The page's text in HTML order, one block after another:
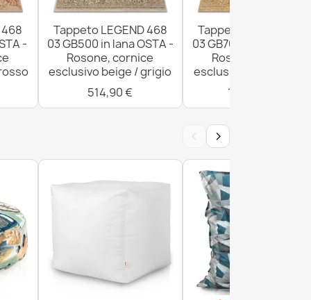
-
Tappeto LEGEND 468
03 GB500 in lana OSTA -
Rosone, cornice
esclusivo beige / grigio
514,90 €
Tappeto LEGEND
03 GB700 in lana
Rosone, cornice
esclusivo beige /
1.020,90 €
‹ ›